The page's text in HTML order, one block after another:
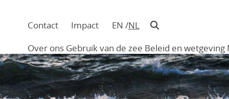
in
hoofding
Contact Impact EN NL
Main
navigation
Over ons Gebruik van de zee Beleid en wetgeving